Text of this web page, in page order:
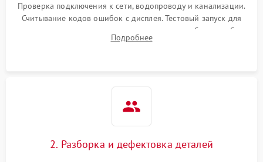
Проверка подключения к сети, водопроводу и канализации.
Считывание кодов ошибок с дисплея. Тестовый запуск для
выявления посторонних шумов, протечек или сбоев в работе
электронного модуля управления.
Подробнее
2. Разборка и дефектовка деталей